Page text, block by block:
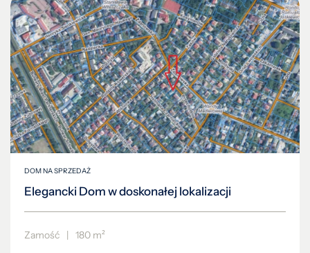
DOM NA SPRZEDAŻ
Elegancki Dom w doskonałej lokalizacji
Zamość | 180 m²